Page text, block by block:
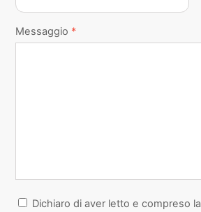
Messaggio *
Dichiaro di aver letto e compreso la